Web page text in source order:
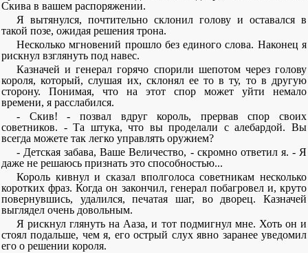
Скива в вашем распоряжении.
Я вытянулся, почтительно склонил голову и оставался в
такой позе, ожидая решения трона.
Несколько мгновений прошло без единого слова. Наконец я
рискнул взглянуть под навес.
Казначей и генерал горячо спорили шепотом через голову
короля, который, слушая их, склонял ее то в ту, то в другую
сторону. Понимая, что на этот спор может уйти немало
времени, я расслабился.
- Скив! - позвал вдруг король, прервав спор своих
советников. - Та штука, что вы проделали с алебардой. Вы
всегда можете так легко управлять оружием?
- Детская забава, Ваше Величество, - скромно ответил я. - Я
даже не решаюсь признать это способностью...
Король кивнул и сказал вполголоса советникам несколько
коротких фраз. Когда он закончил, генерал побагровел и, круто
повернувшись, удалился, печатая шаг, во дворец. Казначей
выглядел очень довольным.
Я рискнул глянуть на Ааза, и тот подмигнул мне. Хоть он и
стоял подальше, чем я, его острый слух явно заранее уведомил
его о решении короля.